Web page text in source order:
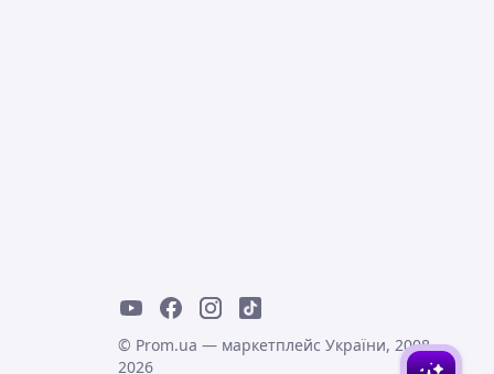
© Prom.ua — маркетплейс України, 2008-
2026